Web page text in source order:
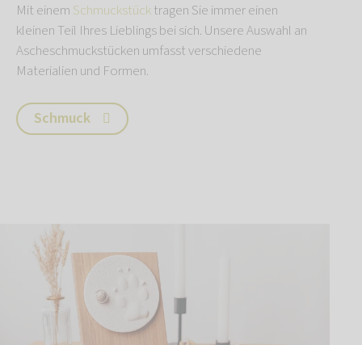
Mit einem Schmuckstücktragen Sie immer einen
kleinen Teil Ihres Lieblings bei sich. Unsere Auswahl an
Ascheschmuckstücken umfasst verschiedene
Materialien und Formen.
Schmuck